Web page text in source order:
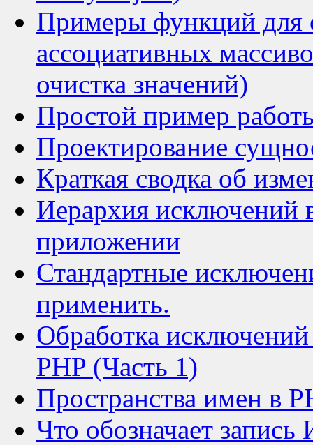
Примеры функций для
ассоциативных
очистка значений)
Простой пример
Проектирование
Краткая сводка об
Иерархия исключений
приложении
Стандартные
применить.
Обработка
PHP (Часть 1)
Пространства имен в
Что обозначает